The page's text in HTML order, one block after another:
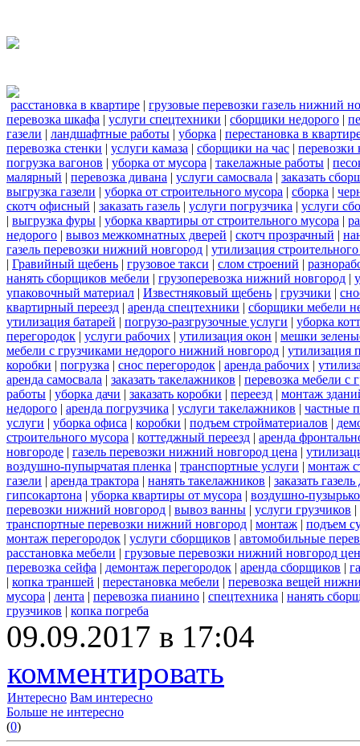
расстановка в квартире | грузовые перевозки газель нижний
перевозка шкафа | услуги спецтехники | сборщики недорого |
газели | ландшафтные работы | уборка | перестановка в
перевозка стенки | услуги камаза | сборщики на час | перевозки
погрузка вагонов | уборка от мусора | такелажные работы |
малярный | перевозка дивана | услуги самосвала | заказать
выгрузка газели | уборка от строительного мусора | сборка |
скотч офисный | заказать газель | услуги погрузчика | услуги
| выгрузка фуры | уборка квартиры от строительного мусора |
недорого | вывоз межкомнатных дверей | скотч прозрачный |
газель перевозки нижний новгород | утилизация
| Гравийный щебень | грузовое такси | слом строений |
нанять сборщиков мебели | грузоперевозка нижний новгород |
упаковочный материал | Известняковый щебень | грузчики |
квартирный переезд | аренда спецтехники | сборщики мебели
утилизация батарей | погрузо-разгрузочные услуги | уборка
перегородок | услуги рабочих | утилизация окон | мешки
мебели с грузчиками недорого нижний новгород | утилизация
коробки | погрузка | снос перегородок | аренда рабочих |
аренда самосвала | заказать такелажников | перевозка мебели с
работы | уборка дачи | заказать коробки | переезд | монтаж
недорого | аренда погрузчика | услуги такелажников | частные
услуги | уборка офиса | коробки | подъем стройматериалов |
строительного мусора | коттеджный переезд | аренда
новгороде | газель перевозки нижний новгород цена |
воздушно-пупырчатая пленка | транспортные услуги | монтаж
газели | аренда трактора | нанять такелажников | заказать
гипсокартона | уборка квартиры от мусора | воздушно-
перевозки нижний новгород | вывоз ванны | услуги грузчиков |
транспортные перевозки нижний новгород | монтаж | подъем
монтаж перегородок | услуги сборщиков | автомобильные
расстановка мебели | грузовые перевозки нижний новгород
перевозка сейфа | демонтаж перегородок | аренда сборщиков |
| копка траншей | перестановка мебели | перевозка вещей
мусора | лента | перевозка пианино | спецтехника | нанять
грузчиков | копка погреба
09.09.2017 в 17:04
комментировать
Интересно Вам интересно
Больше не интересно
(0)